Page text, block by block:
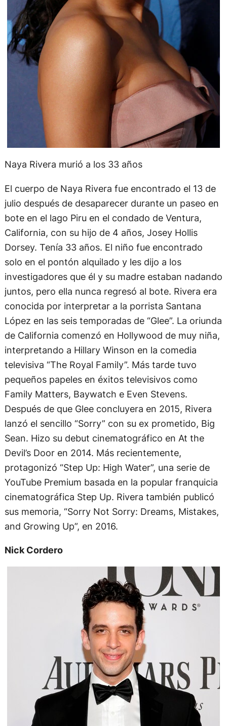
Naya Rivera murió a los 33 años
El cuerpo de Naya Rivera fue encontrado el 13 de
julio después de desaparecer durante un paseo en
bote en el lago Piru en el condado de Ventura,
California, con su hijo de 4 años, Josey Hollis
Dorsey. Tenía 33 años. El niño fue encontrado
solo en el pontón alquilado y les dijo a los
investigadores que él y su madre estaban nadando
juntos, pero ella nunca regresó al bote. Rivera era
conocida por interpretar a la porrista Santana
López en las seis temporadas de “Glee”. La oriunda
de California comenzó en Hollywood de muy niña,
interpretando a Hillary Winson en la comedia
televisiva “The Royal Family”. Más tarde tuvo
pequeños papeles en éxitos televisivos como
Family Matters, Baywatch e Even Stevens.
Después de que Glee concluyera en 2015, Rivera
lanzó el sencillo “Sorry” con su ex prometido, Big
Sean. Hizo su debut cinematográfico en At the
Devil’s Door en 2014. Más recientemente,
protagonizó “Step Up: High Water”, una serie de
YouTube Premium basada en la popular franquicia
cinematográfica Step Up. Rivera también publicó
sus memoria, “Sorry Not Sorry: Dreams, Mistakes,
and Growing Up”, en 2016.
Nick Cordero